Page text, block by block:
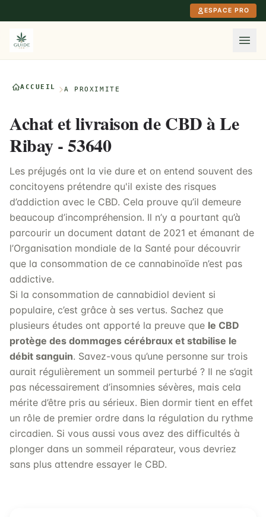
ESPACE PRO
ACCUEIL À PROXIMITÉ
Achat et livraison de CBD à Le
Ribay - 53640
Les préjugés ont la vie dure et on entend souvent des
concitoyens prétendre qu'il existe des risques
d’addiction avec le CBD. Cela prouve qu’il demeure
beaucoup d’incompréhension. Il n’y a pourtant qu’à
parcourir un document datant de 2021 et émanant de
l’Organisation mondiale de la Santé pour découvrir
que la consommation de ce cannabinoïde n’est pas
addictive.
Si la consommation de cannabidiol devient si
populaire, c’est grâce à ses vertus. Sachez que
plusieurs études ont apporté la preuve que le CBD
protège des dommages cérébraux et stabilise le
débit sanguin. Savez-vous qu’une personne sur trois
aurait régulièrement un sommeil perturbé ? Il ne s’agit
pas nécessairement d’insomnies sévères, mais cela
mérite d’être pris au sérieux. Bien dormir tient en effet
un rôle de premier ordre dans la régulation du rythme
circadien. Si vous aussi vous avez des difficultés à
plonger dans un sommeil réparateur, vous devriez
sans plus attendre essayer le CBD.